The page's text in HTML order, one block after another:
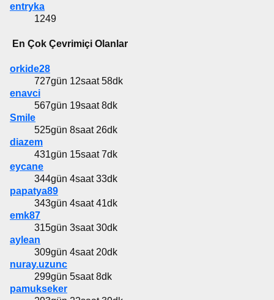
entryka
1249
En Çok Çevrimiçi Olanlar
orkide28
727gün 12saat 58dk
enavci
567gün 19saat 8dk
Smile
525gün 8saat 26dk
diazem
431gün 15saat 7dk
eycane
344gün 4saat 33dk
papatya89
343gün 4saat 41dk
emk87
315gün 3saat 30dk
aylean
309gün 4saat 20dk
nuray.uzunc
299gün 5saat 8dk
pamukseker